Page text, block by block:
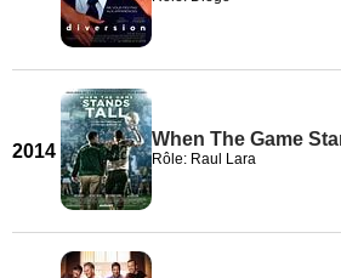
2014
When The Game
Rôle: Raul Lara